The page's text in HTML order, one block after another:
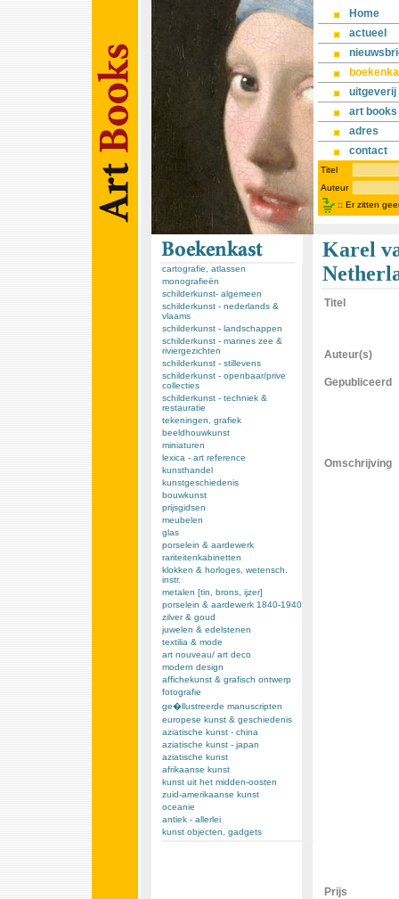
Home
actueel
uitgeverij
art books
adres
contact
Titel
Auteur
:: Er zitten
cartografie, atlassen
monografieën
schilderkunst- algemeen
schilderkunst - nederlands &
vlaams
schilderkunst - landschappen
schilderkunst - marines zee &
riviergezichten
schilderkunst - stillevens
schilderkunst - openbaar/prive
collecties
schilderkunst - techniek &
restauratie
tekeningen, grafiek
beeldhouwkunst
miniaturen
lexica - art reference
kunsthandel
kunstgeschiedenis
bouwkunst
prijsgidsen
meubelen
glas
porselein & aardewerk
rariteitenkabinetten
klokken & horloges, wetensch.
instr.
metalen [tin, brons, ijzer]
porselein & aardewerk 1840-1940
zilver & goud
juwelen & edelstenen
textilia & mode
art nouveau/ art deco
modern design
affichekunst & grafisch ontwerp
fotografie
ge�llustreerde manuscripten
europese kunst & geschiedenis
aziatische kunst - china
aziatische kunst - japan
aziatische kunst
afrikaanse kunst
kunst uit het midden-oosten
zuid-amerikaanse kunst
oceanie
antiek - allerlei
kunst objecten, gadgets
Karel
Titel
Auteur(s)
Gepubliceerd
Omschrijving
Prijs